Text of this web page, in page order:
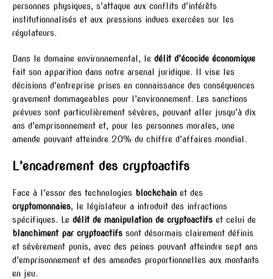
personnes physiques, s’attaque aux conflits d’intérêts
institutionnalisés et aux pressions indues exercées sur les
régulateurs.
Dans le domaine environnemental, le délit d’écocide économique
fait son apparition dans notre arsenal juridique. Il vise les
décisions d’entreprise prises en connaissance des conséquences
gravement dommageables pour l’environnement. Les sanctions
prévues sont particulièrement sévères, pouvant aller jusqu’à dix
ans d’emprisonnement et, pour les personnes morales, une
amende pouvant atteindre 20% du chiffre d’affaires mondial.
L’encadrement des cryptoactifs
Face à l’essor des technologies blockchain et des
cryptomonnaies, le législateur a introduit des infractions
spécifiques. Le délit de manipulation de cryptoactifs et celui de
blanchiment par cryptoactifs sont désormais clairement définis
et sévèrement punis, avec des peines pouvant atteindre sept ans
d’emprisonnement et des amendes proportionnelles aux montants
en jeu.